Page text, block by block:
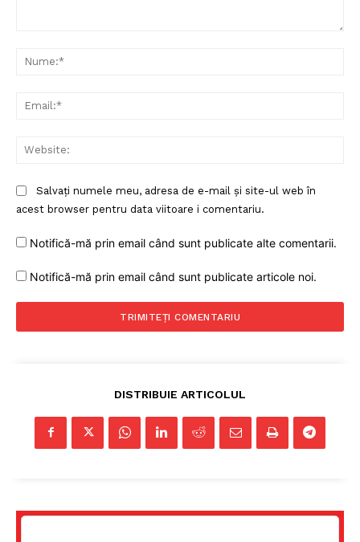
FREEDOM HOUSE ROMÂNIA
PRESShub
Proiecte editoriale
Rețea
Contact
Salvați numele meu, adresa de e-mail și site-ul web în
acest browser pentru data viitoare i comentariu.
Notifică-mă prin email când sunt publicate alte comentarii.
Notifică-mă prin email când sunt publicate articole noi.
DISTRIBUIE ARTICOLUL